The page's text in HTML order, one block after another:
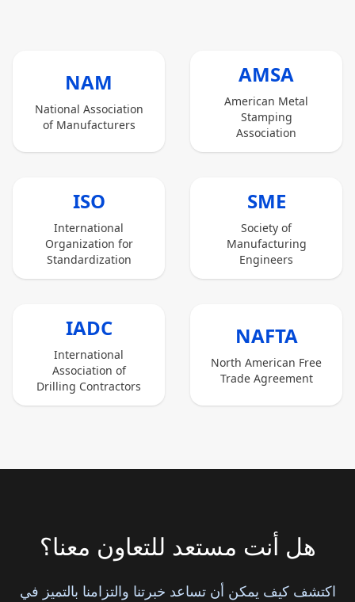
AMSA
American Metal
Stamping
Association
NAM
National Association
of Manufacturers
SME
Society of
Manufacturing
Engineers
ISO
International
Organization for
Standardization
NAFTA
North American Free
Trade Agreement
IADC
International
Association of
Drilling Contractors
هل أنت مستعد للتعاون معنا؟
اكتشف كيف يمكن أن تساعد خبرتنا والتزامنا بالتميز في